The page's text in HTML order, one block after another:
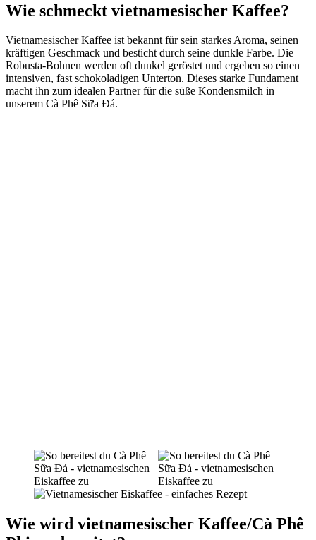
Wie schmeckt vietnamesischer Kaffee?
Vietnamesischer Kaffee ist bekannt für sein starkes Aroma, seinen
kräftigen Geschmack und besticht durch seine dunkle Farbe. Die
Robusta-Bohnen werden oft dunkel geröstet und ergeben so einen
intensiven, fast schokoladigen Unterton. Dieses starke Fundament
macht ihn zum idealen Partner für die süße Kondensmilch in
unserem Cà Phê Sữa Đá.
Wie wird vietnamesischer Kaffee/Cà Phê